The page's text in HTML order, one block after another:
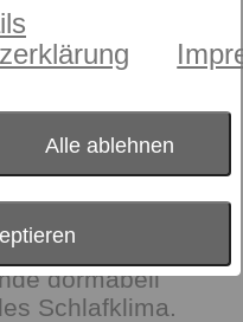
Alle ablehnen
Körper
und
dormabell die
die dormabell
dormabell
Schlafklima.